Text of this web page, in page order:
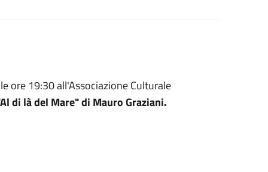
ore 19:30 all'Associazione Culturale
di là del Mare" di Mauro Graziani.